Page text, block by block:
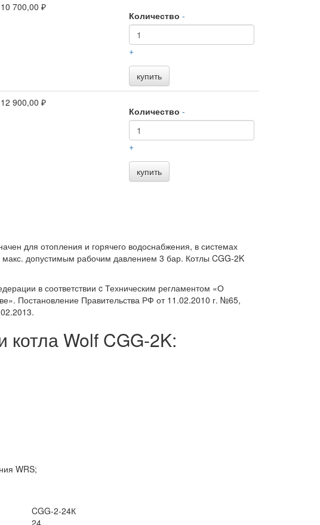
700,00 ₽
Количество -
+
купить
900,00 ₽
Количество -
+
купить
для отопления и горячего водоснабжения, в системах
допустимым рабочим давлением 3 бар. Котлы CGG-2K
в соответствии c Техническим регламентом «О
Постановление Правительства РФ от 11.02.2010 г. №65,
Wolf CGG-2K:
WRS;
CGG-2-24К
24